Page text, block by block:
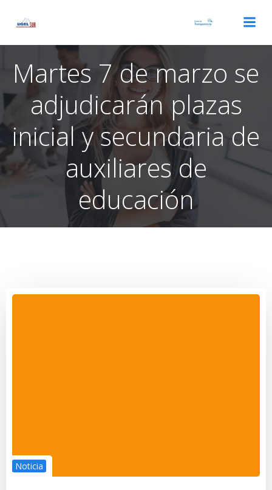
Martes 7 de marzo se
adjudicarán plazas
inicial y secundaria de
auxiliares de
educación
Noticia